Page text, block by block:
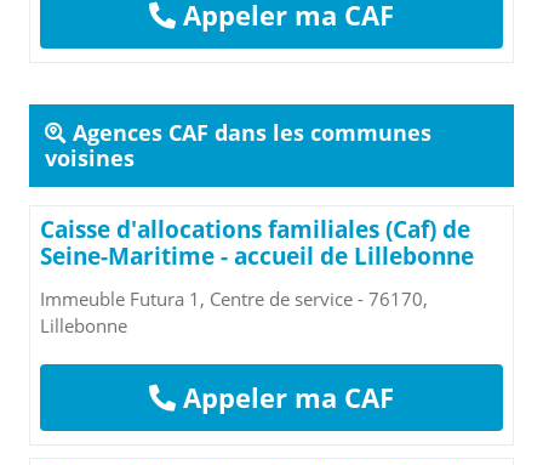
Appeler ma CAF
Agences CAF dans les communes
voisines
Caisse d'allocations familiales (Caf) de
Seine-Maritime - accueil de Lillebonne
Immeuble Futura 1, Centre de service - 76170,
Lillebonne
Appeler ma CAF